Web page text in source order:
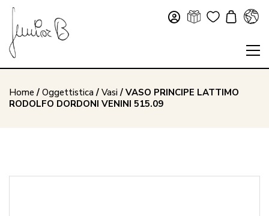
Home / Oggettistica/ Vasi/ VASO PRINCIPE LATTIMO
RODOLFO DORDONI VENINI 515.09